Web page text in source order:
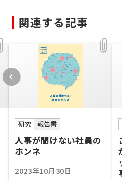
関連する記事
研究 報告書
人事が聞けない社員の
ホンネ
2023年10月30日